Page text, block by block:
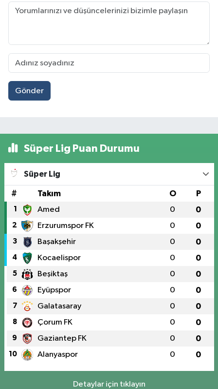
Gönder
Süper Lig Puan Durumu
Süper Lig
# Takım O P
1 Amed 0 0
2 Erzurumspor FK 0 0
3 Başakşehir 0 0
4 Kocaelispor 0 0
5 Beşiktaş 0 0
6 Eyüpspor 0 0
7 Galatasaray 0 0
8 Çorum FK 0 0
9 Gaziantep FK 0 0
10 Alanyaspor 0 0
Detaylar için tıklayın